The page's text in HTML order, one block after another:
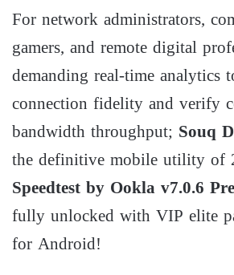
For network administrators,
gamers, and remote digital
demanding real-time analytics
connection fidelity and verify
bandwidth throughput; Souq
the definitive mobile utility of
Speedtest by Ookla v7.0.6
fully unlocked with VIP elite
for Android!